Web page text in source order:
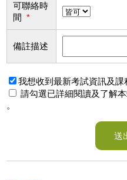
可聯絡時
間
*
備註描述
我想收到最新考試資訊及課
請勾選已詳細閱讀及了解
。
送